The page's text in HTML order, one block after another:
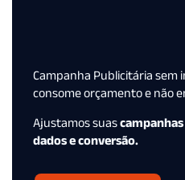
Campanha Publicitária sem
consome orçamento e não
Ajustamos suas
dados e conversão.